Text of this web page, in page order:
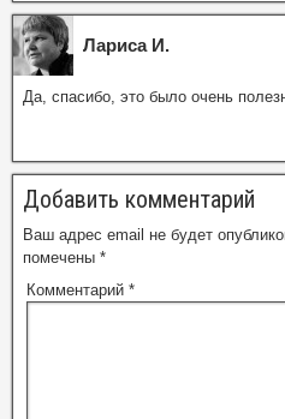
Лариса И.
Да, спасибо, это было очень
Добавить комментарий
Ваш адрес email не будет
помечены *
Комментарий *